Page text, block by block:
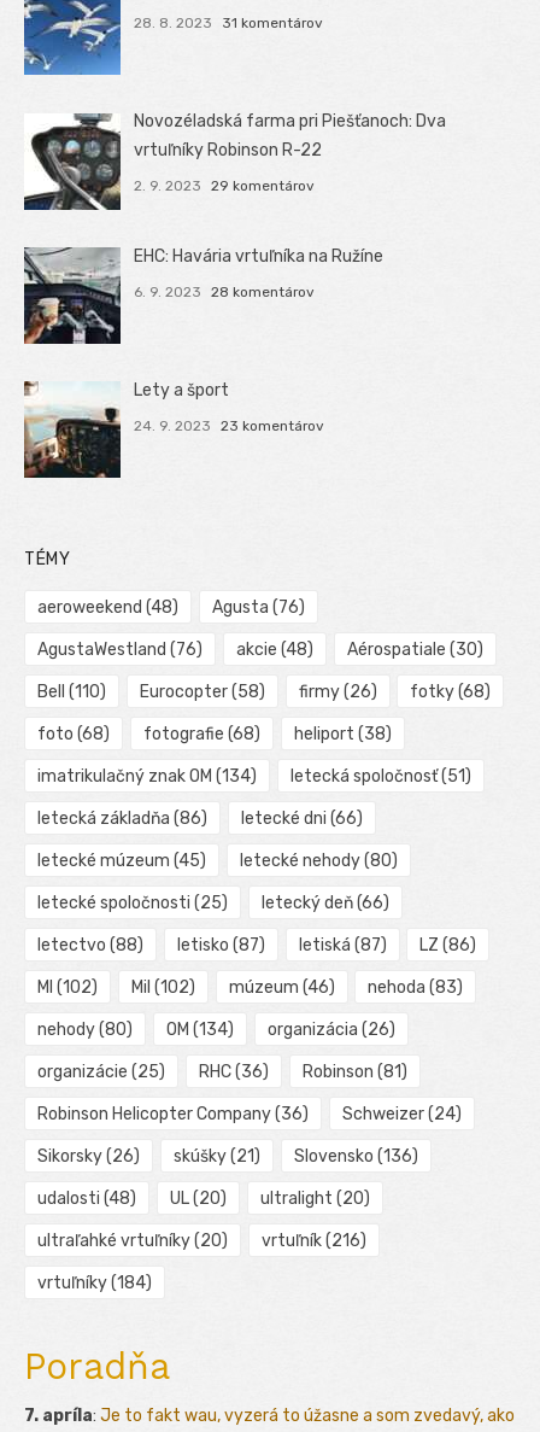
28. 8. 2023 31 komentárov
Novozéladská farma pri Piešťanoch: Dva
vrtuľníky Robinson R-22
2. 9. 2023 29 komentárov
EHC: Havária vrtuľníka na Ružíne
6. 9. 2023 28 komentárov
Lety a šport
24. 9. 2023 23 komentárov
TÉMY
aeroweekend (48) Agusta (76)
AgustaWestland (76) akcie (48) Aérospatiale (30)
Bell (110) Eurocopter(58) firmy(26) fotky(68)
foto (68) fotografie (68) heliport (38)
imatrikulačný znak OM (134) letecká spoločnosť(51)
letecká základňa (86) letecké dni (66)
letecké múzeum (45) letecké nehody(80)
letecké spoločnosti (25) letecký deň(66)
letectvo (88) letisko (87) letiská (87) LZ (86)
MI (102) Mil (102) múzeum (46) nehoda (83)
nehody(80) OM (134) organizácia (26)
organizácie (25) RHC(36) Robinson (81)
Robinson Helicopter Company(36) Schweizer(24)
Sikorsky(26) skúšky(21) Slovensko (136)
udalosti (48) UL(20) ultralight (20)
ultraľahké vrtuľníky(20) vrtuľník(216)
vrtuľníky(184)
Poradňa
7. apríla: Je to fakt wau, vyzerá to úžasne a som zvedavý, ako